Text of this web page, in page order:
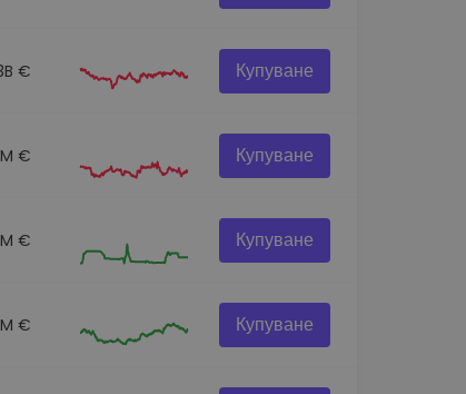
€ Купуване
€ Купуване
€ Купуване
€ Купуване